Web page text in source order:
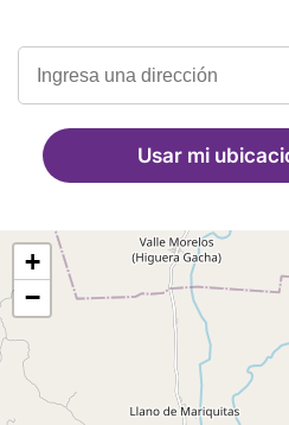
Usar mi
+
−